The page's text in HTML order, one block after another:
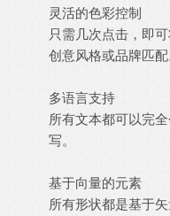
灵活的色彩控制
只需几次点击，即
创意风格或品牌匹配
多语言支持
所有文本都可以完
写。
基于向量的元素
所有形状都是基于